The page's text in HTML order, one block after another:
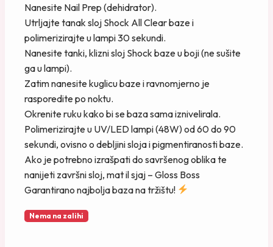
Nanesite Nail Prep (dehidrator).
Utrljajte tanak sloj Shock All Clear baze i
polimerizirajte u lampi 30 sekundi.
Nanesite tanki, klizni sloj Shock baze u boji (ne sušite
ga u lampi).
Zatim nanesite kuglicu baze i ravnomjerno je
rasporedite po noktu.
Okrenite ruku kako bi se baza sama iznivelirala.
Polimerizirajte u UV/LED lampi (48W) od 60 do 90
sekundi, ovisno o debljini sloja i pigmentiranosti baze.
Ako je potrebno izrašpati do savršenog oblika te
nanijeti završni sloj, mat il sjaj – Gloss Boss
Garantirano najbolja baza na tržištu!
Nema na zalihi